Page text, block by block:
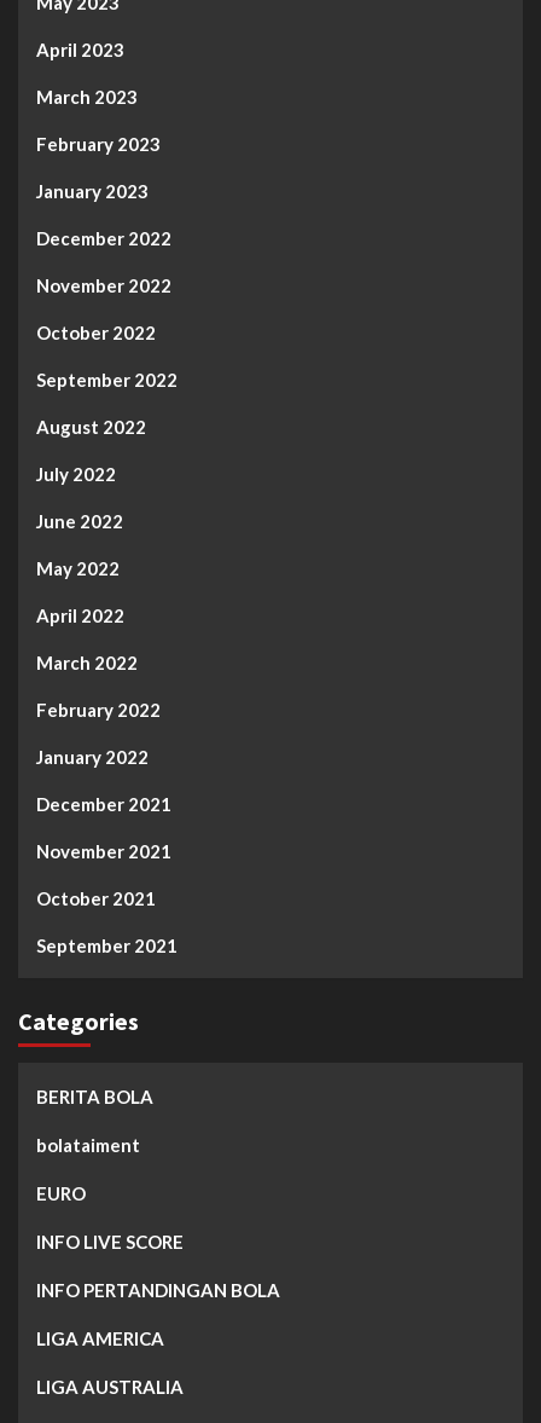
April 2023
March 2023
February 2023
January 2023
December 2022
November 2022
October 2022
September 2022
August 2022
July 2022
June 2022
May 2022
April 2022
March 2022
February 2022
January 2022
December 2021
November 2021
October 2021
September 2021
Categories
BERITA BOLA
bolataiment
EURO
INFO LIVE SCORE
INFO PERTANDINGAN BOLA
LIGA AMERICA
LIGA AUSTRALIA